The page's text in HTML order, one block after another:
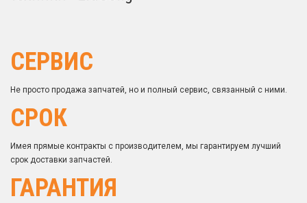
СЕРВИС
Не просто продажа запчатей, но и полный сервис, связанный с ними.
СРОК
Имея прямые контракты с производителем, мы гарантируем лучший
срок доставки запчастей.
ГАРАНТИЯ